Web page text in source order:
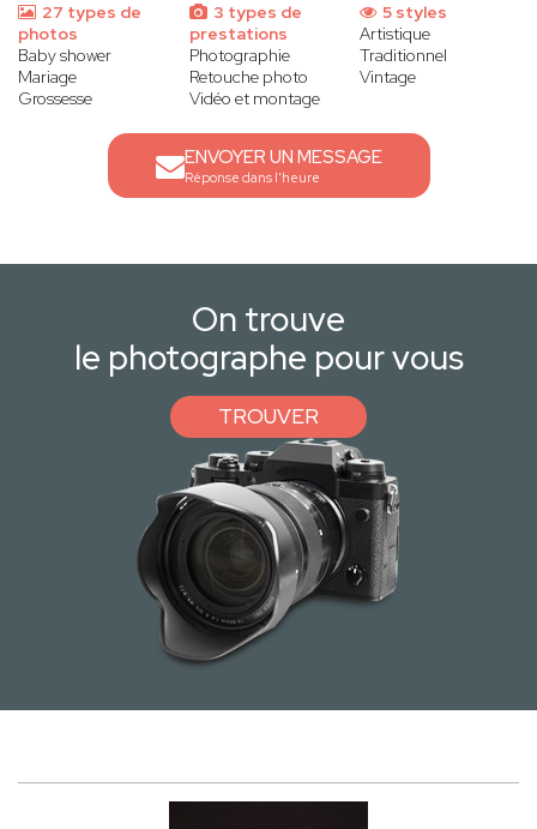
27 types de
photos
Baby shower
Mariage
Grossesse
3 types de
prestations
Photographie
Retouche photo
Vidéo et montage
5 styles
Artistique
Traditionnel
Vintage
ENVOYER UN MESSAGE
Réponse dans l'heure
On trouve
le photographe pour vous
TROUVER